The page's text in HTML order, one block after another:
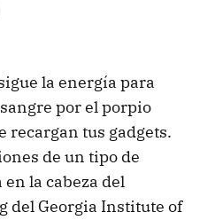
la energía para
por el porpio
recargan tus gadgets.
de un tipo de
la cabeza del
del Georgia Institute of